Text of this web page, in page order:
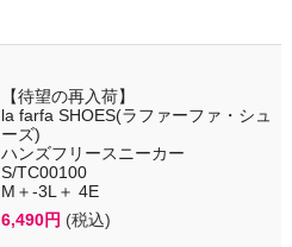
【待望の再入荷】
la farfa SHOES(ラファーファ・シュ
ーズ)
ハンズフリースニーカー
S/TC00100
M＋-3L＋ 4E
6,490円 (税込)